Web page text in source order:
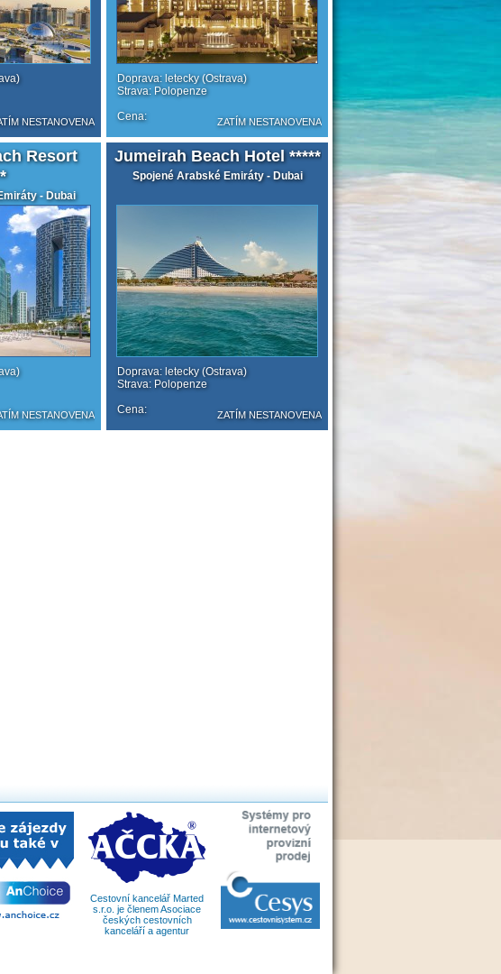
NESTANOVENA
Doprava: letecky (Ostrava)
Strava: Polopenze
Cena:
ZATÍM NESTANOVENA
Resort
- Dubai
NESTANOVENA
Jumeirah Beach Hotel *****
Spojené Arabské Emiráty - Dubai
Doprava: letecky (Ostrava)
Strava: Polopenze
Cena:
ZATÍM NESTANOVENA
Cestovní kancelář Marted
s.r.o. je členem Asociace
českých cestovních
kanceláří a agentur